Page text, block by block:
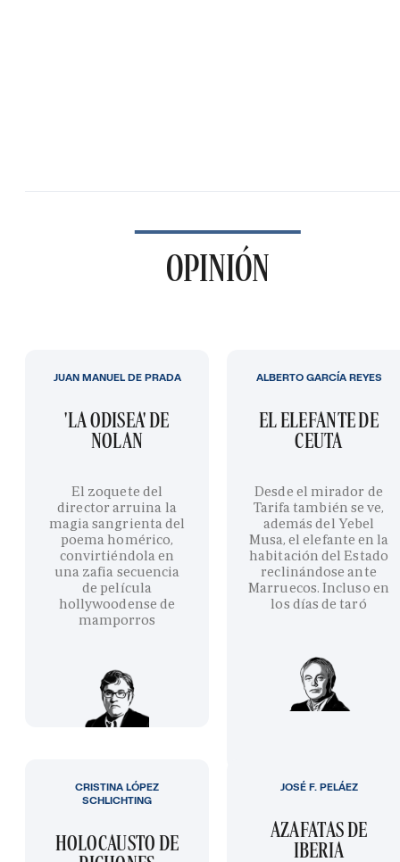
OPINIÓN
'LA ODISEA' DE
NOLAN
El zoquete del
director arruina la
magia sangrienta del
poema homérico,
convirtiéndola en
una zafia secuencia
de película
hollywoodense de
mamporros
JUAN MANUEL DE PRADA
EL ELEFANTE DE
CEUTA
Desde el mirador de
Tarifa también se ve,
además del Yebel
Musa, el elefante en la
habitación del Estado
reclinándose ante
Marruecos. Incluso en
los días de taró
ALBERTO GARCÍA REYES
HOLOCAUSTO DE
CRISTINA LÓPEZ
SCHLICHTING
AZAFATAS DE
IBERIA
JOSÉ F. PELÁEZ